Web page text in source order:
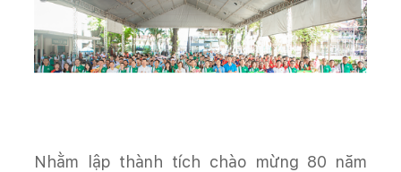
Nhằm lập thành tích chào mừng 80 năm